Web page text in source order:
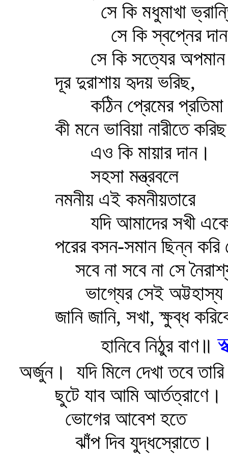
সে কি মধুমাখা
সে কি স্বপ্নের
সে কি সত্যের
দূর দুরাশায় হৃদয় ভরিছ,
কঠিন প্রেমের
কী মনে ভাবিয়া নারীতে
এও কি মায়ার দান।
সহসা মন্ত্রবলে
নমনীয় এই কমনীয়তারে
যদি আমাদের সখী
পরের বসন-সমান ছিন্ন
সবে না সবে না সে
ভাগ্যের সেই অট্টহাস্য
জানি জানি, সখা, ক্ষুব্ধ
হানিবে নিঠুর বাণ॥
অর্জুন।
যদি মিলে দেখা তবে
ছুটে যাব আমি আর্তত্রাণে।
ভোগের আবেশ হতে
ঝাঁপ দিব যুদ্ধস্রোতে।